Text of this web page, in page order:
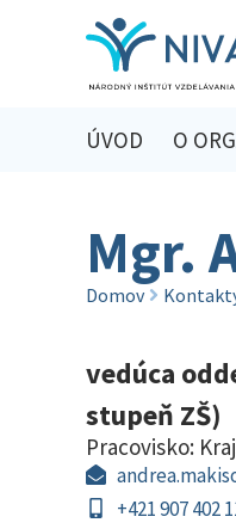
ÚVOD O
Mgr.
Domov
vedúca
stupeň ZŠ)
Pracovisko:
+421 907 402